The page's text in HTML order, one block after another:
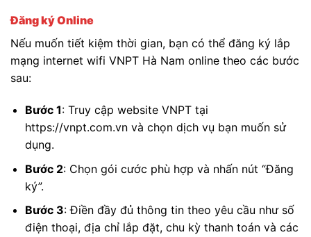
Đăng ký Online
Nếu muốn tiết kiệm thời gian, bạn có thể đăng ký lắp
mạng internet wifi VNPT Hà Nam online theo các bước
sau:
Bước 1: Truy cập website VNPT tại
https://vnpt.com.vn và chọn dịch vụ bạn muốn sử
dụng.
Bước 2: Chọn gói cước phù hợp và nhấn nút “Đăng
ký”.
Bước 3: Điền đầy đủ thông tin theo yêu cầu như số
điện thoại, địa chỉ lắp đặt, chu kỳ thanh toán và các